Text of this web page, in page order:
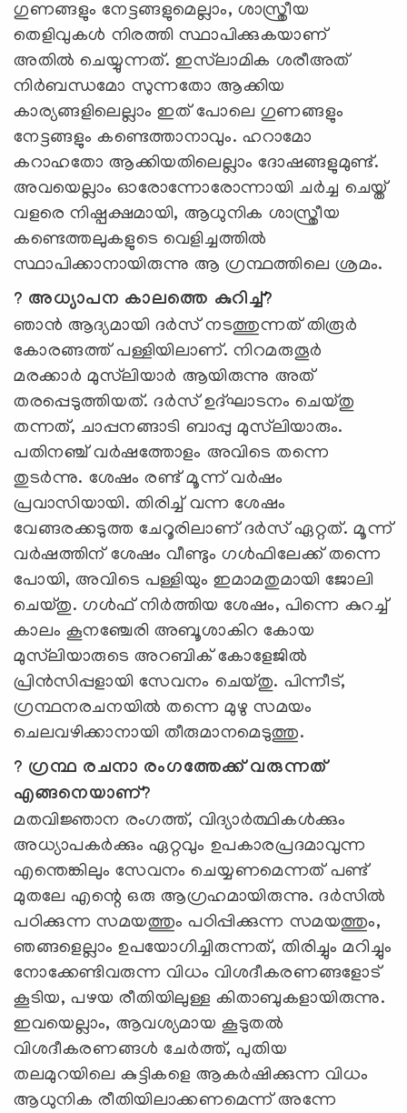
ഗുണങ്ങളും നേട്ടങ്ങളുമെല്ലാം, ശാസ്ത്രീയ
തെളിവുകള്‍ നിരത്തി സ്ഥാപിക്കുകയാണ്
അതില്‍ ചെയ്യുന്നത്. ഇസ്‍ലാമിക ശരീഅത്
നിര്‍ബന്ധമോ സുന്നതോ ആക്കിയ
കാര്യങ്ങളിലെല്ലാം ഇത് പോലെ ഗുണങ്ങളും
നേട്ടങ്ങളും കണ്ടെത്താനാവും. ഹറാമോ
കറാഹതോ ആക്കിയതിലെല്ലാം ദോഷങ്ങളുമുണ്ട്.
അവയെല്ലാം ഓരോന്നോരോന്നായി ചര്‍ച്ച ചെയ്ത്
വളരെ നിഷ്പക്ഷമായി, ആധുനിക ശാസ്ത്രീയ
കണ്ടെത്തലുകളുടെ വെളിച്ചത്തില്‍
സ്ഥാപിക്കാനായിരുന്നു ആ ഗ്രന്ഥത്തിലെ ശ്രമം.
? അധ്യാപന കാലത്തെ കുറിച്ച്?
ഞാന്‍ ആദ്യമായി ദര്‍സ് നടത്തുന്നത് തിരൂര്‍
കോരങ്ങത്ത് പള്ളിയിലാണ്. നിറമരുതൂര്‍
മരക്കാര്‍ മുസ്‍ലിയാര്‍ ആയിരുന്നു അത്
തരപ്പെടുത്തിയത്. ദര്‍സ് ഉദ്ഘാടനം ചെയ്തു
തന്നത്, ചാപ്പനങ്ങാടി ബാപ്പു മുസ്‍ലിയാരും.
പതിനഞ്ച് വര്‍ഷത്തോളം അവിടെ തന്നെ
തുടര്‍ന്നു. ശേഷം രണ്ട് മൂന്ന് വര്‍ഷം
പ്രവാസിയായി. തിരിച്ച് വന്ന ശേഷം
വേങ്ങരക്കടുത്ത ചേറൂരിലാണ് ദര്‍സ് ഏറ്റത്. മൂന്ന്
വര്‍ഷത്തിന് ശേഷം വീണ്ടും ഗള്‍ഫിലേക്ക് തന്നെ
പോയി, അവിടെ പള്ളിയും ഇമാമതുമായി ജോലി
ചെയ്തു. ഗള്‍ഫ് നിര്‍ത്തിയ ശേഷം, പിന്നെ കുറച്ച്
കാലം കൂനഞ്ചേരി അബൂശാകിറ കോയ
മുസ്‍ലിയാരുടെ അറബിക് കോളേജില്‍
പ്രിന്‍സിപ്പളായി സേവനം ചെയ്തു. പിന്നീട്,
ഗ്രന്ഥനരചനയില്‍ തന്നെ മുഴു സമയം
ചെലവഴിക്കാനായി തീരുമാനമെടുത്തു.
? ഗ്രന്ഥ രചനാ രംഗത്തേക്ക് വരുന്നത്
എങ്ങനെയാണ്?
മതവിജ്ഞാന രംഗത്ത്, വിദ്യാര്‍ത്ഥികള്‍ക്കും
അധ്യാപകര്‍ക്കും ഏറ്റവും ഉപകാരപ്രദമാവുന്ന
എന്തെങ്കിലും സേവനം ചെയ്യണമെന്നത് പണ്ട്
മുതലേ എന്റെ ഒരു ആഗ്രഹമായിരുന്നു. ദര്‍സില്‍
പഠിക്കുന്ന സമയത്തും പഠിപ്പിക്കുന്ന സമയത്തും,
ഞങ്ങളെല്ലാം ഉപയോഗിച്ചിരുന്നത്, തിരിച്ചും മറിച്ചും
നോക്കേണ്ടിവരുന്ന വിധം വിശദീകരണങ്ങളോട്
കൂടിയ, പഴയ രീതിയിലുള്ള കിതാബുകളായിരുന്നു.
ഇവയെല്ലാം, ആവശ്യമായ കൂടുതല്‍
വിശദീകരണങ്ങള്‍ ചേര്‍ത്ത്, പുതിയ
തലമുറയിലെ കുട്ടികളെ ആകര്‍ഷിക്കുന്ന വിധം
ആധുനിക രീതിയിലാക്കണമെന്ന് അന്നേ